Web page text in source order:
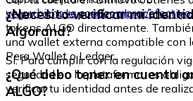
www.bitnovo.com/comprar/
segura donde puedes almacenar,
tokens ALGO directamente.
una wallet externa compatible con
Pera Wallet o Ledger.
¿Necesito verificar mi
Algorand?
Sí. Para cumplir con la regulación
seguridad en la plataforma, es
verificar tu identidad antes de
¿Qué debo tener en cuenta
ALGO?